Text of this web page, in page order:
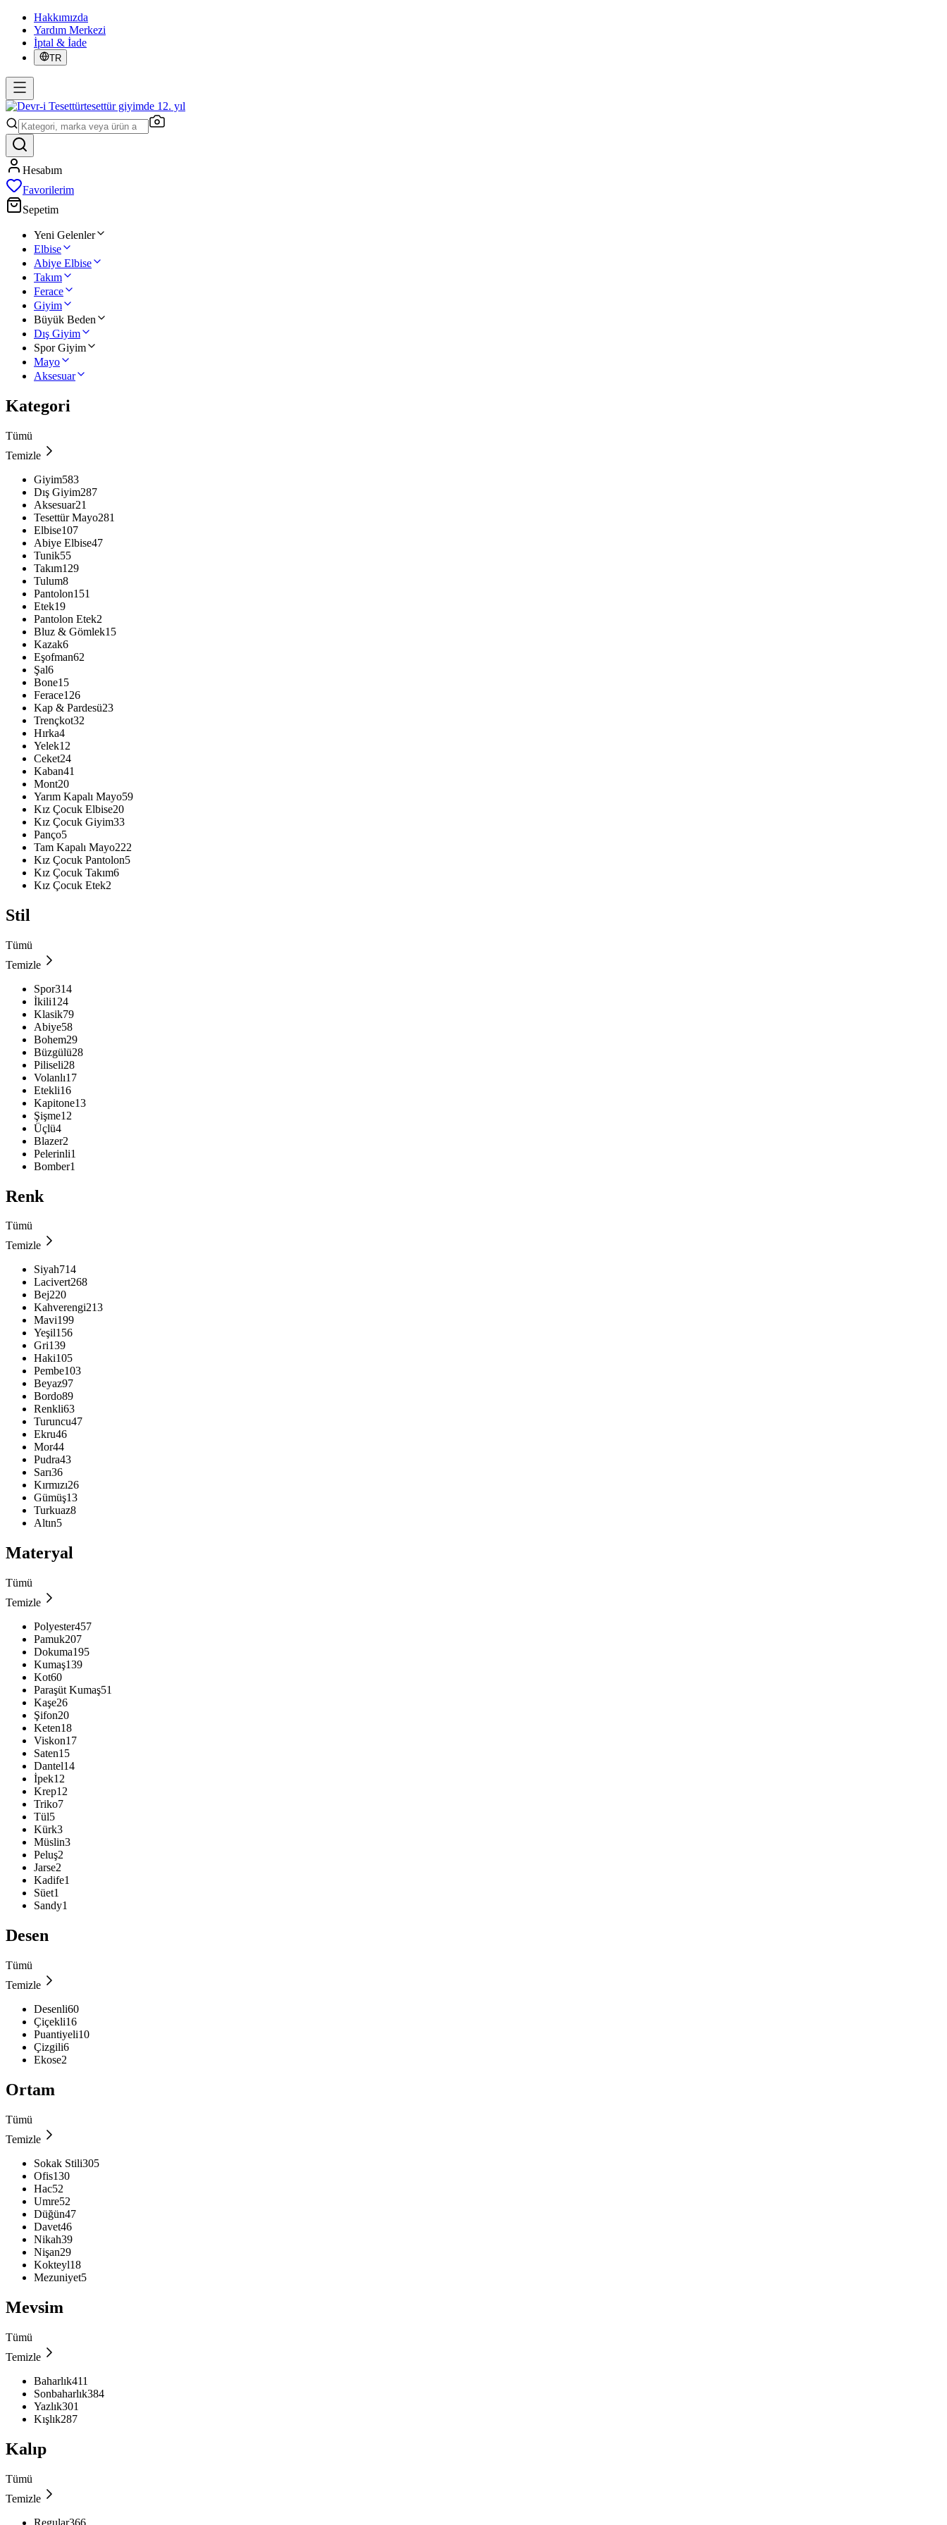
Hakkımızda
Yardım Merkezi
İptal & İade
TR
tesettür giyimde 12. yıl
Hesabım
Favorilerim
Sepetim
Yeni Gelenler
Elbise
Abiye Elbise
Takım
Ferace
Giyim
Büyük Beden
Dış Giyim
Spor Giyim
Mayo
Aksesuar
Kategori
Tümü
Temizle
Giyim583
Dış Giyim287
Aksesuar21
Tesettür Mayo281
Elbise107
Abiye Elbise47
Tunik55
Takım129
Tulum8
Pantolon151
Etek19
Pantolon Etek2
Bluz & Gömlek15
Kazak6
Eşofman62
Şal6
Bone15
Ferace126
Kap & Pardesü23
Trençkot32
Hırka4
Yelek12
Ceket24
Kaban41
Mont20
Yarım Kapalı Mayo59
Kız Çocuk Elbise20
Kız Çocuk Giyim33
Panço5
Tam Kapalı Mayo222
Kız Çocuk Pantolon5
Kız Çocuk Takım6
Kız Çocuk Etek2
Stil
Tümü
Temizle
Spor314
İkili124
Klasik79
Abiye58
Bohem29
Büzgülü28
Piliseli28
Volanlı17
Etekli16
Kapitone13
Şişme12
Üçlü4
Blazer2
Pelerinli1
Bomber1
Renk
Tümü
Temizle
Siyah714
Lacivert268
Bej220
Kahverengi213
Mavi199
Yeşil156
Gri139
Haki105
Pembe103
Beyaz97
Bordo89
Renkli63
Turuncu47
Ekru46
Mor44
Pudra43
Sarı36
Kırmızı26
Gümüş13
Turkuaz8
Altın5
Materyal
Tümü
Temizle
Polyester457
Pamuk207
Dokuma195
Kumaş139
Kot60
Paraşüt Kumaş51
Kaşe26
Şifon20
Keten18
Viskon17
Saten15
Dantel14
İpek12
Krep12
Triko7
Tül5
Kürk3
Müslin3
Peluş2
Jarse2
Kadife1
Süet1
Sandy1
Desen
Tümü
Temizle
Desenli60
Çiçekli16
Puantiyeli10
Çizgili6
Ekose2
Ortam
Tümü
Temizle
Sokak Stili305
Ofis130
Hac52
Umre52
Düğün47
Davet46
Nikah39
Nişan29
Kokteyl18
Mezuniyet5
Mevsim
Tümü
Temizle
Baharlık411
Sonbaharlık384
Yazlık301
Kışlık287
Kalıp
Tümü
Temizle
Regular366